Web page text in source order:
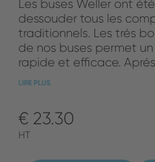
Les buses Weller ont
dessouder tous les
traditionnels. Les trés
de nos buses permet
rapide et efficace.
LIRE PLUS
€ 23.30
HT